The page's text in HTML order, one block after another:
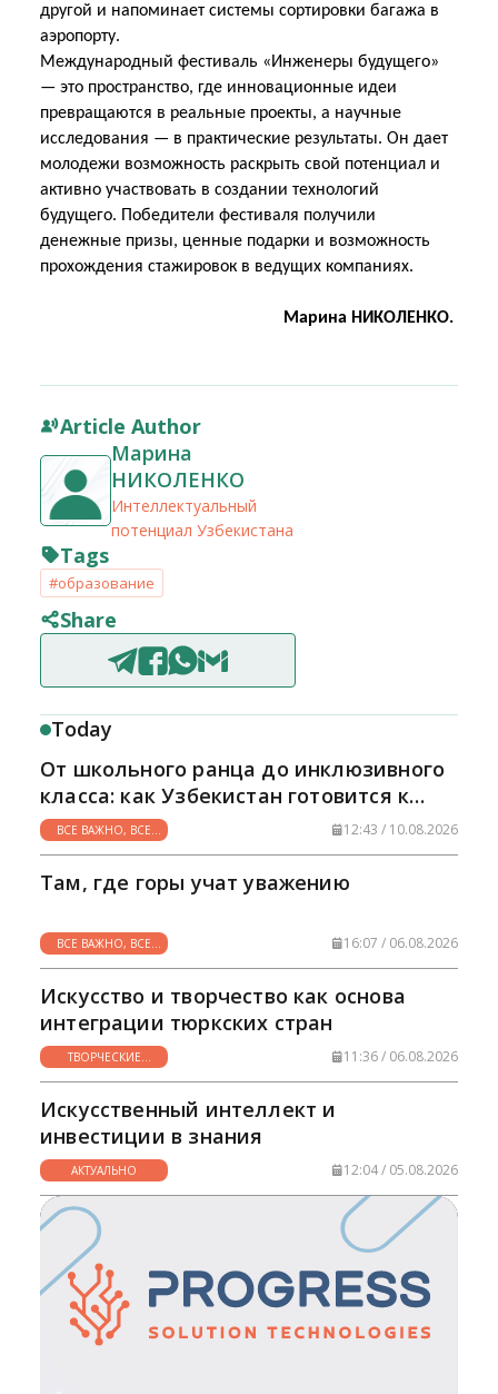
другой и напоминает системы сортировки багажа в
аэропорту.
Международный фестиваль «Инженеры будущего»
— это пространство, где инновационные идеи
превращаются в реальные проекты, а научные
исследования — в практические результаты. Он дает
молодежи возможность раскрыть свой потенциал и
активно участвовать в создании технологий
будущего. Победители фестиваля получили
денежные призы, ценные подарки и возможность
прохождения стажировок в ведущих компаниях.
Марина НИКОЛЕНКО.
Article Author
Марина
НИКОЛЕНКО
Интеллектуальный
потенциал Узбекистана
Tags
#образование
Share
Today
От школьного ранца до инклюзивного
класса: как Узбекистан готовится к
новому учебному году
ВСЕ ВАЖНО, ВСЕ
НУЖНО
12:43 / 10.08.2026
Там, где горы учат уважению
ВСЕ ВАЖНО, ВСЕ
НУЖНО
16:07 / 06.08.2026
Искусство и творчество как основа
интеграции тюркских стран
ТВОРЧЕСКИЕ
ГОРИЗОНТЫ
11:36 / 06.08.2026
Искусственный интеллект и
инвестиции в знания
АКТУАЛЬНО 12:04 / 05.08.2026